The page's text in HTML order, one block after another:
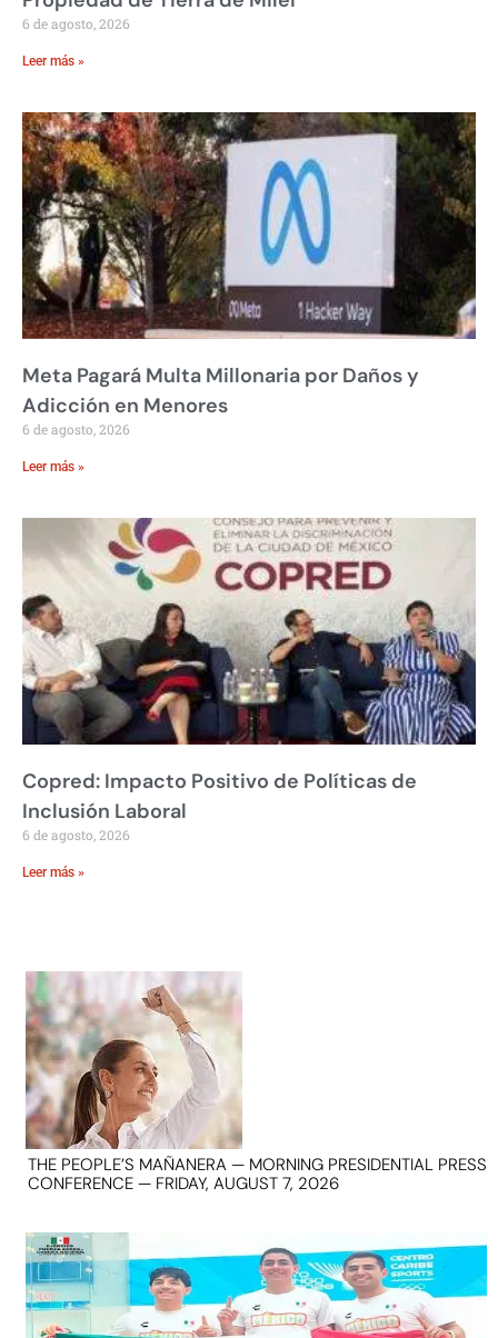
6 de agosto, 2026
Leer más »
Meta Pagará Multa Millonaria por Daños y
Adicción en Menores
6 de agosto, 2026
Leer más »
Copred: Impacto Positivo de Políticas de
Inclusión Laboral
6 de agosto, 2026
Leer más »
THE PEOPLE’S MAÑANERA — MORNING PRESIDENTIAL PRESS
CONFERENCE — FRIDAY, AUGUST 7, 2026